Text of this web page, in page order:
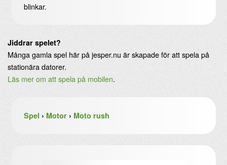
blinkar.
Jiddrar spelet?
Många gamla spel här på jesper.nu är skapade för att spela på
stationära datorer.
Läs mer om att spela på mobilen.
Spel › Motor› Moto rush